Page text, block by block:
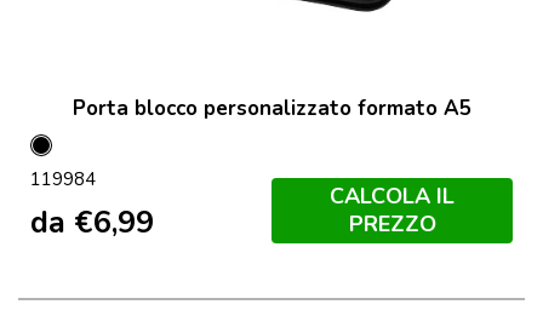
Porta blocco personalizzato formato A5
Nero
119984
da €6,99
CALCOLA IL
PREZZO